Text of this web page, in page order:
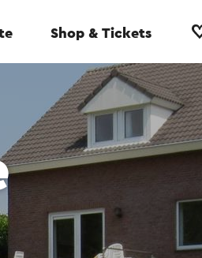
Shop & Tickets